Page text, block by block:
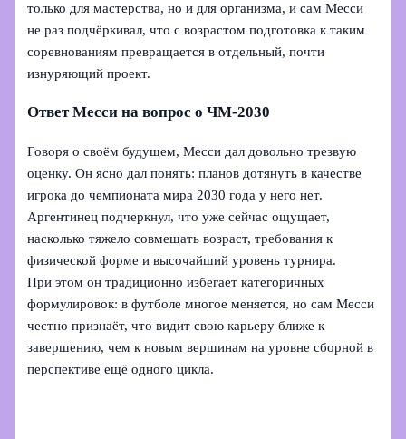
только для мастерства, но и для организма, и сам Месси
не раз подчёркивал, что с возрастом подготовка к таким
соревнованиям превращается в отдельный, почти
изнуряющий проект.
Ответ Месси на вопрос о ЧМ‑2030
Говоря о своём будущем, Месси дал довольно трезвую
оценку. Он ясно дал понять: планов дотянуть в качестве
игрока до чемпионата мира 2030 года у него нет.
Аргентинец подчеркнул, что уже сейчас ощущает,
насколько тяжело совмещать возраст, требования к
физической форме и высочайший уровень турнира.
При этом он традиционно избегает категоричных
формулировок: в футболе многое меняется, но сам Месси
честно признаёт, что видит свою карьеру ближе к
завершению, чем к новым вершинам на уровне сборной в
перспективе ещё одного цикла.